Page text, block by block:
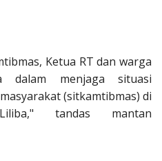
Ketua RT dan warga
dalam menjaga situasi
(sitkamtibmas) di
tandas mantan